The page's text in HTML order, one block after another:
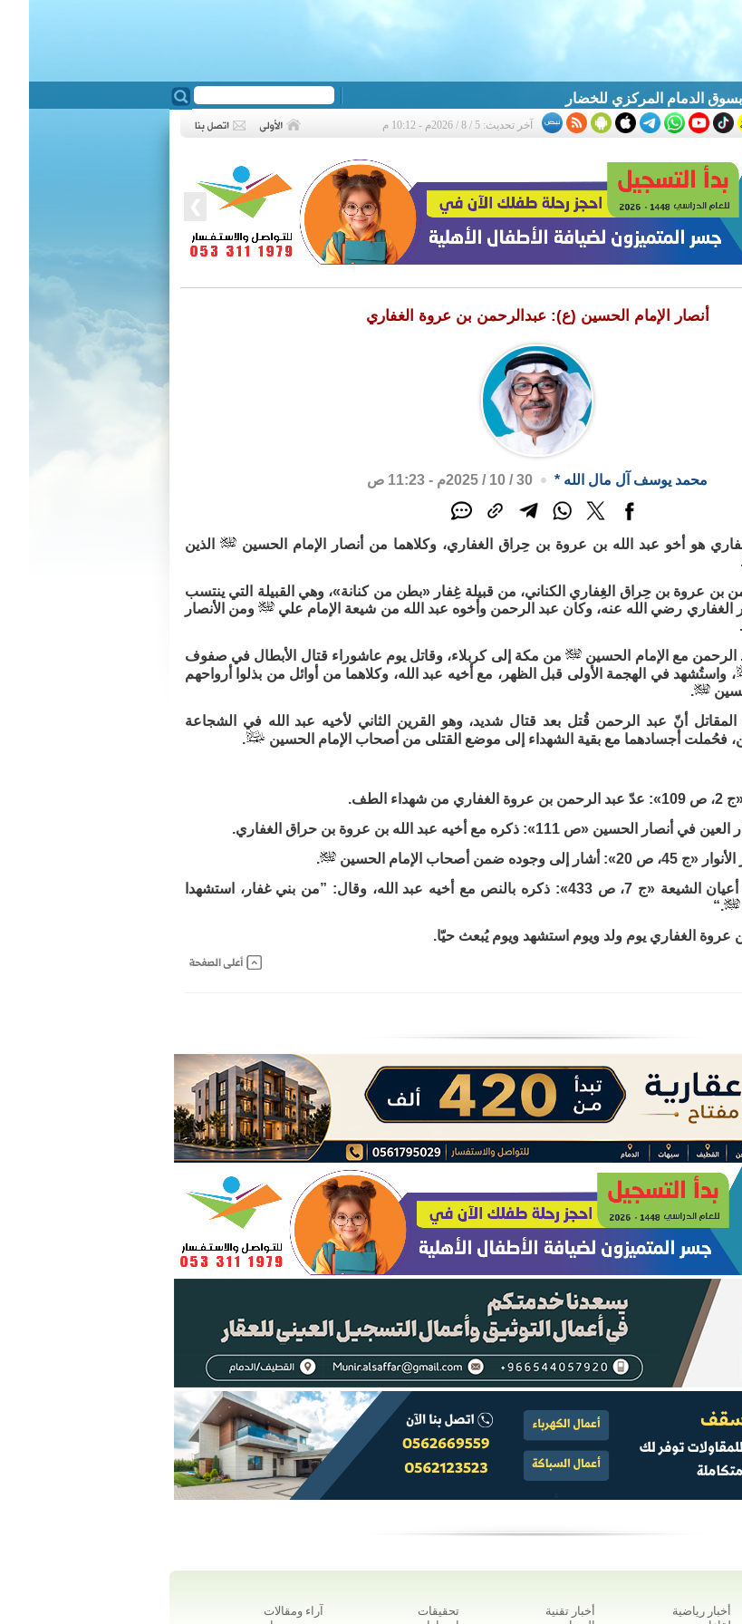
الدمام المركزي للخضار
آخر تحديث: 5 / 8 / 2026م - 10:12 م
أنصار الإمام الحسين (ع): عبدالرحمن بن عروة الغفاري
محمد يوسف آل مال الله * 30 / 10 / 2025م - 11:23 ص
هو أخو عبد الله بن عروة بن حِراق الغفاري، وكلاهما من أنصار الإمام الحسين
الذين
بن عروة بن حِراق الغِفاري الكناني، من قبيلة غِفار «بطن من كنانة»، وهي القبيلة التي ينتسب
ذر الغفاري رضي الله عنه، وكان عبد الرحمن وأخوه عبد الله من شيعة الإمام علي
ومن الأنصار
.
مع الإمام الحسين
من مكة إلى كربلاء، وقاتل يوم عاشوراء قتال الأبطال في صفوف
، واستُشهد في الهجمة الأولى قبل الظهر، مع أخيه عبد الله، وكلاهما من أوائل من بذلوا أرواحهم
.
أنّ عبد الرحمن قُتل بعد قتال شديد، وهو القرين الثاني لأخيه عبد الله في الشجاعة
فحُملت أجسادهما مع بقية الشهداء إلى موضع القتلى من أصحاب الإمام الحسين
.
.
4. السيد محسن الأمين - أعيان الشيعة «ج 7، ص 433»: ذكره بالنص مع أخيه عبد الله، وقال: ”من بني غفار، استشهدا
.“
عروة الغفاري يوم ولد ويوم استشهد ويوم يُبعث حيّا.
أخبار رياضية أخبار تقنية تحقيقات
آراء ومقالات